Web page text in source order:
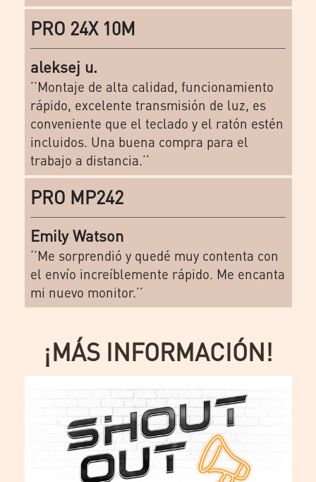
PRO 24X 10M
aleksej u.
’’Montaje de alta calidad, funcionamiento
rápido, excelente transmisión de luz, es
conveniente que el teclado y el ratón estén
incluidos. Una buena compra para el
trabajo a distancia.’’
PRO MP242
Emily Watson
‘’Me sorprendió y quedé muy contenta con
el envío increíblemente rápido. Me encanta
mi nuevo monitor.’’
¡MÁS INFORMACIÓN!